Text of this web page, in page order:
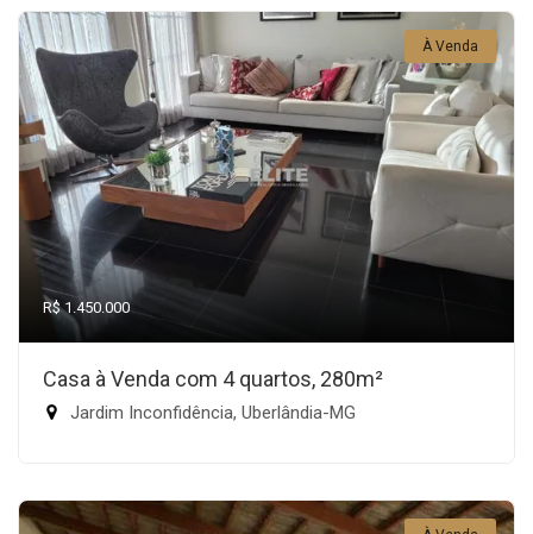
À Venda
R$ 1.450.000
Casa à Venda com 4 quartos, 280m²
Jardim Inconfidência, Uberlândia-MG